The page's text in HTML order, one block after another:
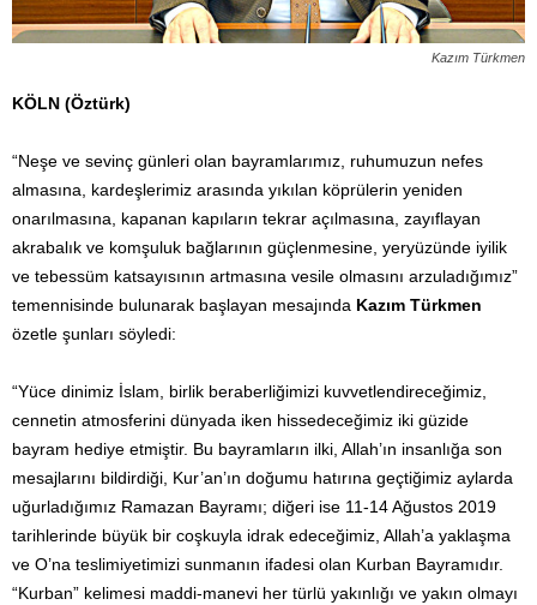
Kazım Türkmen
KÖLN (Öztürk)
“Neşe ve sevinç günleri olan bayramlarımız, ruhumuzun nefes
almasına, kardeşlerimiz arasında yıkılan köprülerin yeniden
onarılmasına, kapanan kapıların tekrar açılmasına, zayıflayan
akrabalık ve komşuluk bağlarının güçlenmesine, yeryüzünde iyilik
ve tebessüm katsayısının artmasına vesile olmasını arzuladığımız”
temennisinde bulunarak başlayan mesajında Kazım Türkmen
özetle şunları söyledi:
“Yüce dinimiz İslam, birlik beraberliğimizi kuvvetlendireceğimiz,
cennetin atmosferini dünyada iken hissedeceğimiz iki güzide
bayram hediye etmiştir. Bu bayramların ilki, Allah’ın insanlığa son
mesajlarını bildirdiği, Kur’an’ın doğumu hatırına geçtiğimiz aylarda
uğurladığımız Ramazan Bayramı; diğeri ise 11-14 Ağustos 2019
tarihlerinde büyük bir coşkuyla idrak edeceğimiz, Allah’a yaklaşma
ve O’na teslimiyetimizi sunmanın ifadesi olan Kurban Bayramıdır.
“Kurban” kelimesi maddi-manevi her türlü yakınlığı ve yakın olmayı